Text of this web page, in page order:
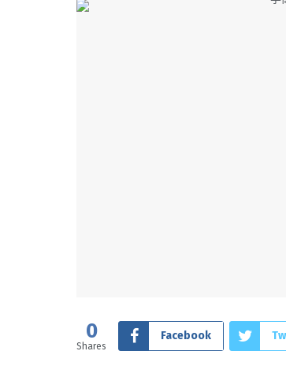
0
Shares
Facebook